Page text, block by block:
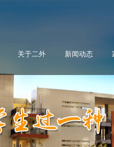
关于二外 新闻动态